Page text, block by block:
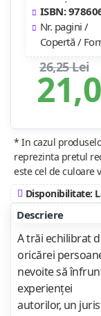
26,25 Lei
ISBN:
Nr. pagini /
Copertă /
* In cazul
reprezinta pretul
este cel de culoare
Disponibilitate:
Descriere
A trăi echilibrat
oricărei
nevoite să
experienței
autorilor, un